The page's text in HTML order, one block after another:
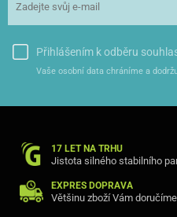
Přihlášením k odběru
Vaše osobní data chráníme a
17 LET NA TRHU
Jistota silného stabilního
EXPRES DOPRAVA
Většinu zboží Vám